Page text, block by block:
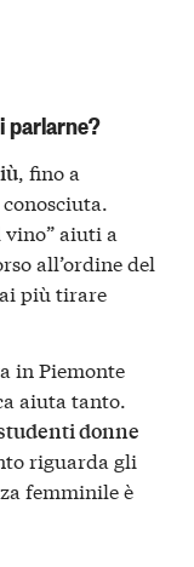
parlarne?
, fino a
vino” aiuti a
all’ordine del
più tirare
in Piemonte
aiuta tanto.
donne
riguarda gli
femminile è